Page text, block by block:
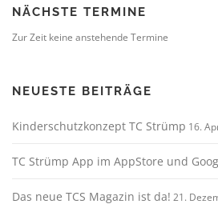
NÄCHSTE TERMINE
Zur Zeit keine anstehende Termine
NEUESTE BEITRÄGE
Kinderschutzkonzept TC Strümp 16.
TC Strümp App im AppStore und
Das neue TCS Magazin ist da! 21.